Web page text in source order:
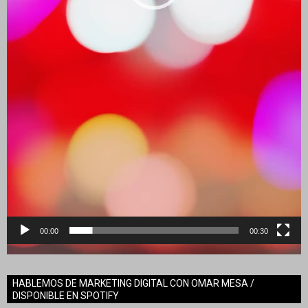
00:00 00:30
HABLEMOS DE MARKETING DIGITAL CON OMAR MESA /
DISPONIBLE EN SPOTIFY